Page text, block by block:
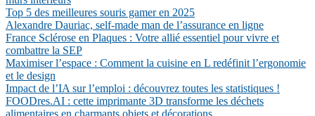
Top 5 des meilleures souris gamer en 2025
Alexandre Dauriac, self-made man de l’assurance en ligne
France Sclérose en Plaques : Votre allié essentiel pour vivre et
combattre la SEP
Maximiser l’espace : Comment la cuisine en L redéfinit l’ergonomie
et le design
Impact de l’IA sur l’emploi : découvrez toutes les statistiques !
FOODres.AI : cette imprimante 3D transforme les déchets
alimentaires en charmants objets et décorations